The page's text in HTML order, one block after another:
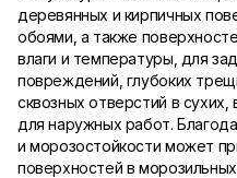
деревянных и кирпичных
обоями, а также
влаги и температуры, для
повреждений, глубоких
сквозных отверстий в
для наружных работ.
и морозостойкости может
поверхностей в